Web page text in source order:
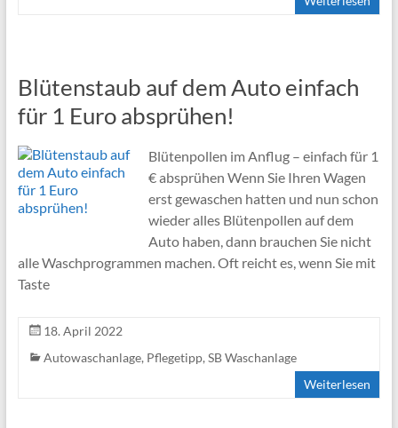
Blütenstaub auf dem Auto einfach
für 1 Euro absprühen!
Blütenpollen im Anflug – einfach für 1
€ absprühen Wenn Sie Ihren Wagen
erst gewaschen hatten und nun schon
wieder alles Blütenpollen auf dem
Auto haben, dann brauchen Sie nicht
alle Waschprogrammen machen. Oft reicht es, wenn Sie mit
Taste
18. April 2022
Autowaschanlage, Pflegetipp, SB Waschanlage
Weiterlesen